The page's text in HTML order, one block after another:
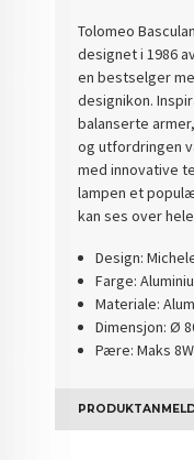
Tolomeo
designet i 1986
en bestselger
designikon.
balanserte
og utfordringen
med innovative
lampen et
kan ses over
Design:
Farge:
Materiale:
Dimensjon: Ø
Pære: Maks 8W